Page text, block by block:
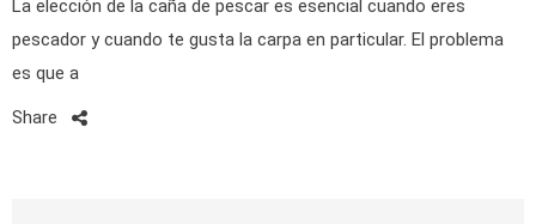
La elección de la caña de pescar es esencial cuando eres
pescador y cuando te gusta la carpa en particular. El problema
es que a
Share